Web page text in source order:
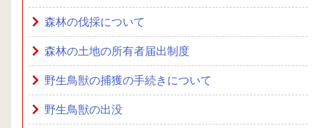
森林の伐採について
森林の土地の所有者届出制度
野生鳥獣の捕獲の手続きについて
野生鳥獣の出没